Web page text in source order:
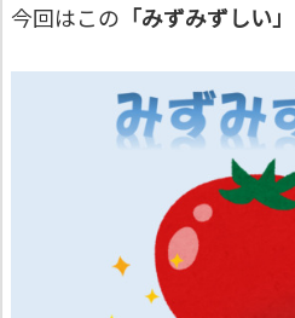
今回はこの 「みずみずしい」